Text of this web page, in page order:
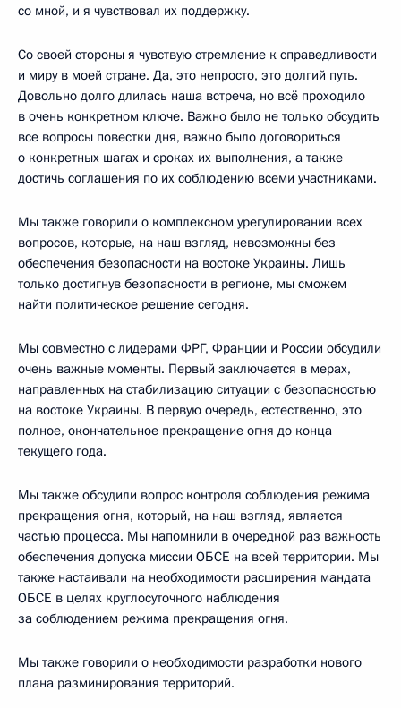
со мной, и я чувствовал их поддержку.
Со своей стороны я чувствую стремление к справедливости
и миру в моей стране. Да, это непросто, это долгий путь.
Довольно долго длилась наша встреча, но всё проходило
в очень конкретном ключе. Важно было не только обсудить
все вопросы повестки дня, важно было договориться
о конкретных шагах и сроках их выполнения, а также
достичь соглашения по их соблюдению всеми участниками.
Мы также говорили о комплексном урегулировании всех
вопросов, которые, на наш взгляд, невозможны без
обеспечения безопасности на востоке Украины. Лишь
только достигнув безопасности в регионе, мы сможем
найти политическое решение сегодня.
Мы совместно с лидерами ФРГ, Франции и России обсудили
очень важные моменты. Первый заключается в мерах,
направленных на стабилизацию ситуации с безопасностью
на востоке Украины. В первую очередь, естественно, это
полное, окончательное прекращение огня до конца
текущего года.
Мы также обсудили вопрос контроля соблюдения режима
прекращения огня, который, на наш взгляд, является
частью процесса. Мы напомнили в очередной раз важность
обеспечения допуска миссии ОБСЕ на всей территории. Мы
также настаивали на необходимости расширения мандата
ОБСЕ в целях круглосуточного наблюдения
за соблюдением режима прекращения огня.
Мы также говорили о необходимости разработки нового
плана разминирования территорий.